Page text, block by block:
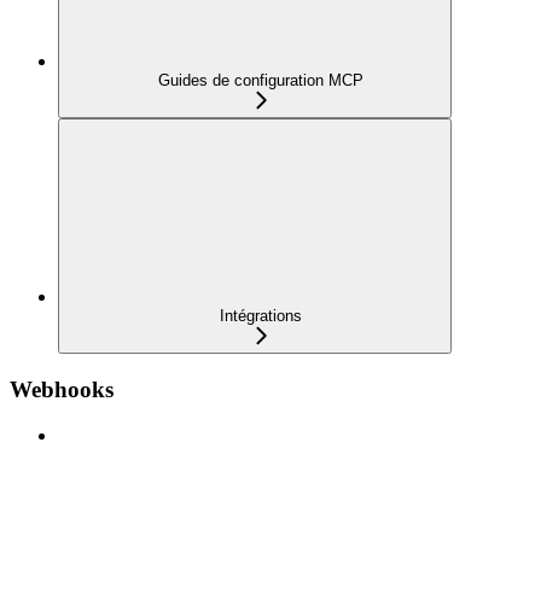
Guides de configuration MCP
Intégrations
Webhooks